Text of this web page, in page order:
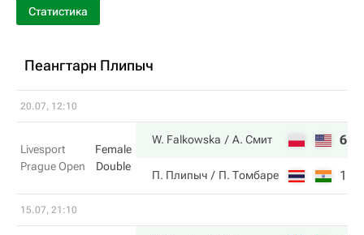
Статистика
Пеангтарн Плипыч
20.07, 12:10
Livesport
Prague Open
Female
Double
W. Falkowska А. Смит 6
П. Плипыч П. Томбаре 1
15.07, 21:10